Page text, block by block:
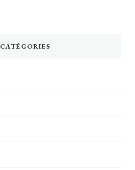
CATÉGORIES